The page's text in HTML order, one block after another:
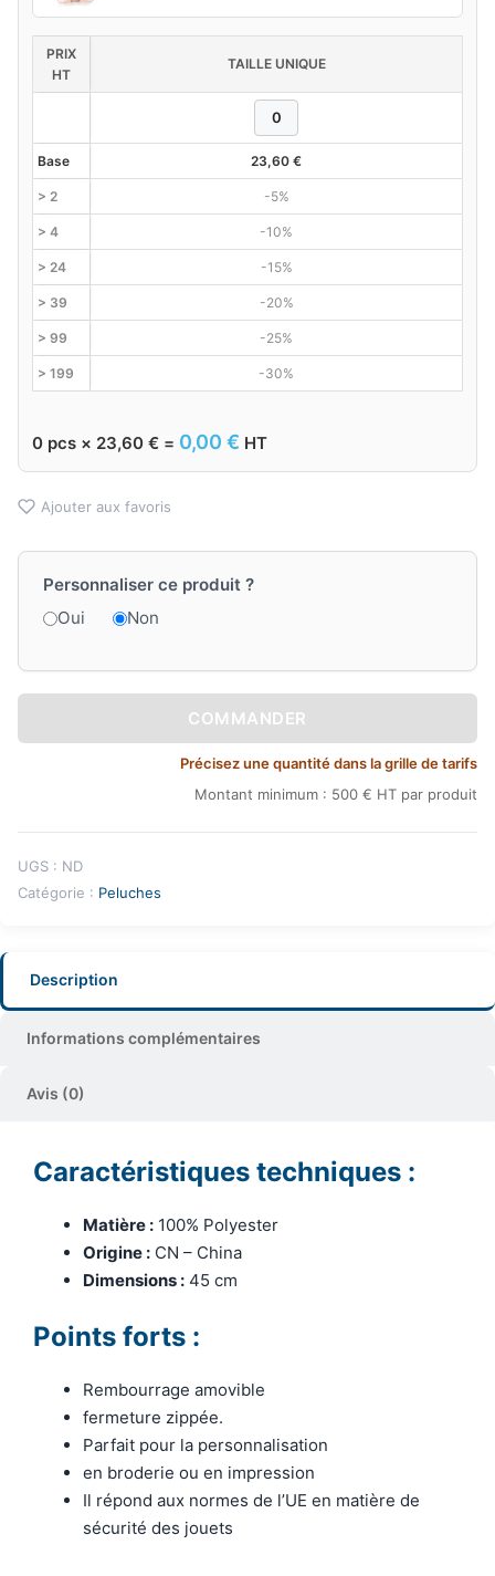
PRIX
HT
TAILLE UNIQUE
Base 23,60 €
> 2 -5%
> 4 -10%
> 24 -15%
> 39 -20%
> 99 -25%
> 199 -30%
0 pcs × 23,60 € = 0,00 € HT
Ajouter aux favoris
Personnaliser ce produit ?
Oui
Non
COMMANDER
Précisez une quantité dans la grille de tarifs
Montant minimum : 500 € HT par produit
UGS : ND
Catégorie : Peluches
Description
Informations complémentaires
Avis (0)
Caractéristiques techniques :
Matière : 100% Polyester
Origine : CN – China
Dimensions : 45 cm
Points forts :
Rembourrage amovible
fermeture zippée.
Parfait pour la personnalisation
en broderie ou en impression
Il répond aux normes de l’UE en matière de
sécurité des jouets